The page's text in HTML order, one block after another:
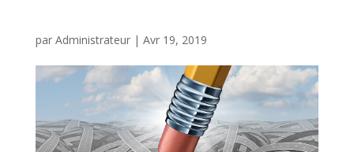
par Administrateur| Avr 19, 2019